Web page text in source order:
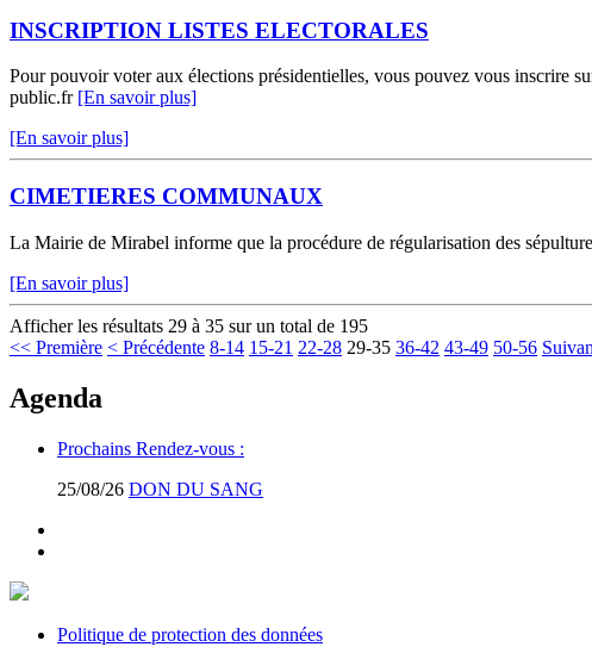
INSCRIPTION LISTES ELECTORALES
Pour pouvoir voter aux élections présidentielles, vous pouvez vous inscrire
public.fr [En savoir plus]
[En savoir plus]
CIMETIERES COMMUNAUX
La Mairie de Mirabel informe que la procédure de régularisation des
[En savoir plus]
Afficher les résultats 29 à 35 sur un total de 195
<< Première < Précédente 8-14 15-21 22-28 29-35 36-42 43-49 50-56
Agenda
Prochains Rendez-vous :
25/08/26 DON DU SANG
Politique de protection des données